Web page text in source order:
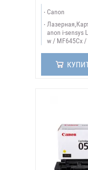
Canon
anon i-sensys
w / MF645Cx